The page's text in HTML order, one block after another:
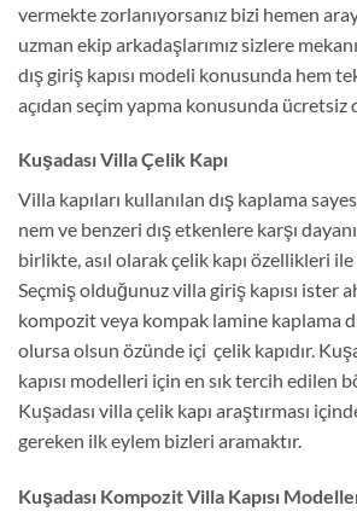
vermekte zorlanıyorsanız bizi hemen
uzman ekip arkadaşlarımız sizlere
dış giriş kapısı modeli konusunda hem
açıdan seçim yapma konusunda ücretsiz
Kuşadası Villa Çelik Kapı
Villa kapıları kullanılan dış kaplama
nem ve benzeri dış etkenlere karşı
birlikte, asıl olarak çelik kapı özellikleri
Seçmiş olduğunuz villa giriş kapısı ister
kompozit veya kompak lamine kaplama
olursa olsun özünde içi çelik kapıdır.
kapısı modelleri için en sık tercih edilen
Kuşadası villa çelik kapı araştırması
gereken ilk eylem bizleri aramaktır.
Kuşadası Kompozit Villa Kapısı